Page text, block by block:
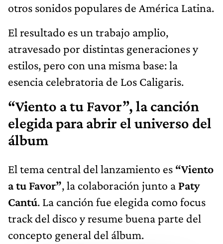
otros sonidos populares de América Latina.
El resultado es un trabajo amplio,
atravesado por distintas generaciones y
estilos, pero con una misma base: la
esencia celebratoria de Los Caligaris.
“Viento a tu Favor”, la canción
elegida para abrir el universo del
álbum
El tema central del lanzamiento es “Viento
a tu Favor”, la colaboración junto a Paty
Cantú. La canción fue elegida como focus
track del disco y resume buena parte del
concepto general del álbum.